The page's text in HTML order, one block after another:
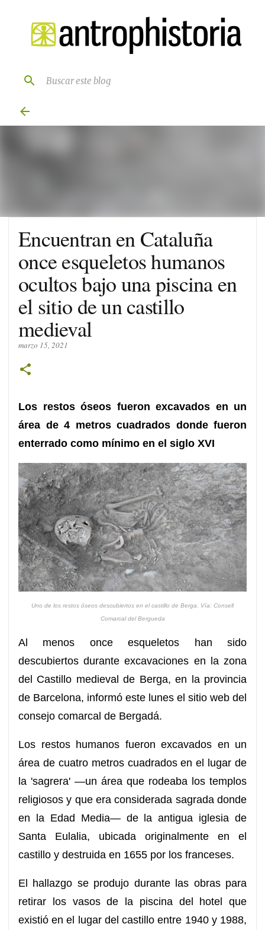
Ir al contenido principal
Encuentran en Cataluña
once esqueletos humanos
ocultos bajo una piscina en
el sitio de un castillo
medieval
marzo 15, 2021
Los restos óseos fueron excavados en un
área de 4 metros cuadrados donde fueron
enterrado como mínimo en el siglo XVI
Uno de los restos óseos descubiertos en el castillo de Berga. Vía: Consell
Comarcal del Bergueda
Al menos once esqueletos han sido
descubiertos durante excavaciones en la zona
del Castillo medieval de Berga, en la provincia
de Barcelona, informó este lunes el sitio web del
consejo comarcal de Bergadá.
Los restos humanos fueron excavados en un
área de cuatro metros cuadrados en el lugar de
la 'sagrera' —un área que rodeaba los templos
religiosos y que era considerada sagrada donde
en la Edad Media— de la antigua iglesia de
Santa Eulalia, ubicada originalmente en el
castillo y destruida en 1655 por los franceses.
El hallazgo se produjo durante las obras para
retirar los vasos de la piscina del hotel que
existió en el lugar del castillo entre 1940 y 1988,